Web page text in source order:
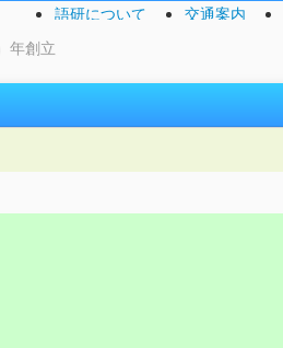
年創立
語研について 交通案内